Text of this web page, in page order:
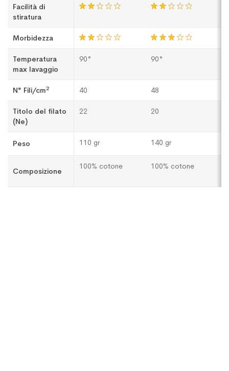
Facilità di
stiratura
Morbidezza
Temperatura
max lavaggio
90° 90°
N° Fili/cm2 40 48
Titolo del filato
(Ne)
22 20
Peso 110 gr 140 gr
Composizione
100% cotone 100% cotone